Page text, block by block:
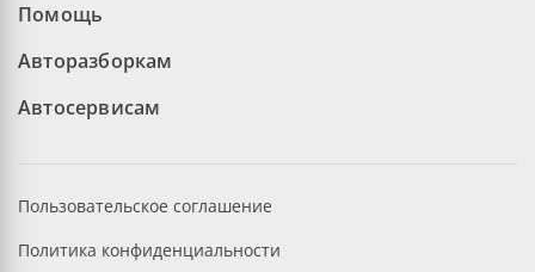
Помощь
Авторазборкам
Автосервисам
Пользовательское соглашение
Политика конфиденциальности